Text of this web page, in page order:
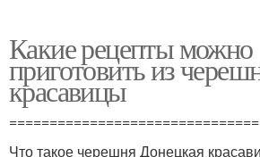
Какие рецепты можно
приготовить из
красавицы
===============================
Что такое черешня Донецкая